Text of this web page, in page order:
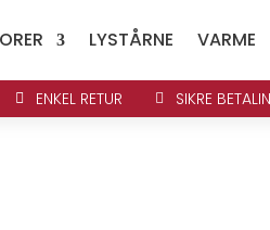
LYSTÅRNE VARME
 ENKEL RETUR  SIKRE